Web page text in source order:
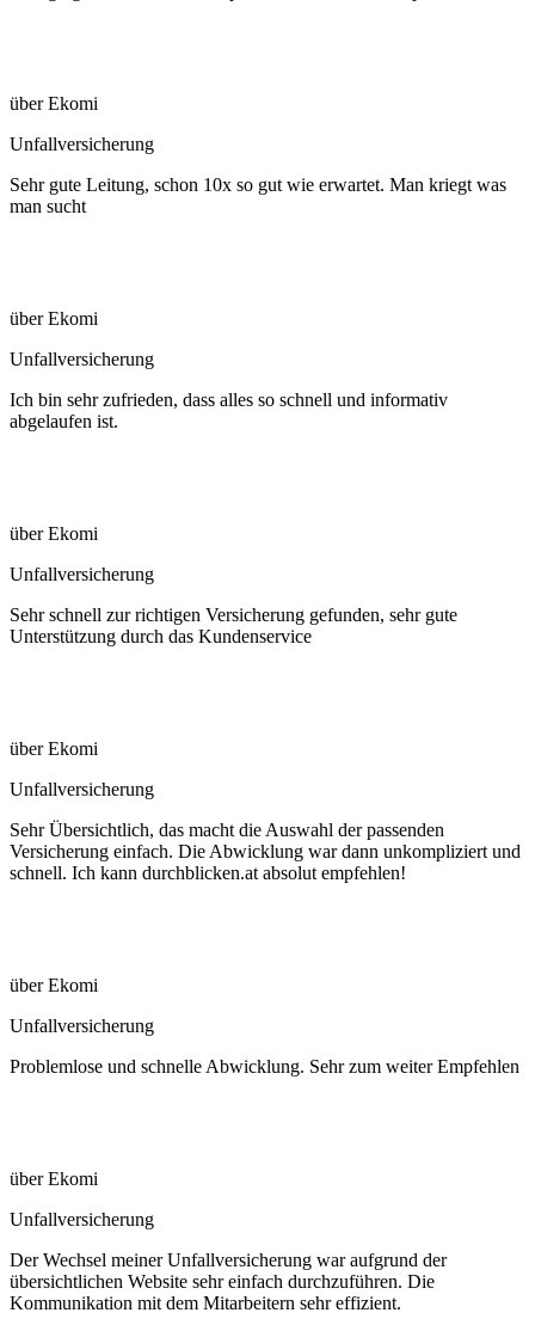
über Ekomi
Unfallversicherung
Sehr gute Leitung, schon 10x so gut wie erwartet. Man kriegt was
man sucht
über Ekomi
Unfallversicherung
Ich bin sehr zufrieden, dass alles so schnell und informativ
abgelaufen ist.
über Ekomi
Unfallversicherung
Sehr schnell zur richtigen Versicherung gefunden, sehr gute
Unterstützung durch das Kundenservice
über Ekomi
Unfallversicherung
Sehr Übersichtlich, das macht die Auswahl der passenden
Versicherung einfach. Die Abwicklung war dann unkompliziert und
schnell. Ich kann durchblicken.at absolut empfehlen!
über Ekomi
Unfallversicherung
Problemlose und schnelle Abwicklung. Sehr zum weiter Empfehlen
über Ekomi
Unfallversicherung
Der Wechsel meiner Unfallversicherung war aufgrund der
übersichtlichen Website sehr einfach durchzuführen. Die
Kommunikation mit dem Mitarbeitern sehr effizient.